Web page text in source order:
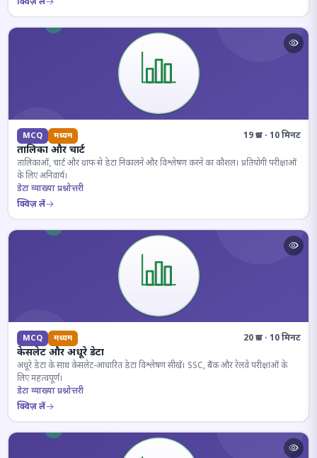
MCQ मध्यम 19 प्रश्न · 10 मिनट
तालिका और चार्ट
तालिकाओं, चार्ट और ग्राफ से डेटा निकालने और विश्लेषण करने का कौशल। प्रतियोगी परीक्षाओं
के लिए अनिवार्य।
डेटा व्याख्या प्रश्नोत्तरी
क्विज़ लें
MCQ मध्यम 20 प्रश्न · 10 मिनट
केसलेट और अधूरे डेटा
अधूरे डेटा के साथ केसलेट-आधारित डेटा विश्लेषण सीखें। SSC, बैंक और रेलवे परीक्षाओं के
लिए महत्वपूर्ण।
डेटा व्याख्या प्रश्नोत्तरी
क्विज़ लें